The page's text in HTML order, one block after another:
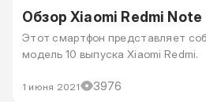
Обзор Xiaomi Redmi Note
Этот смартфон представляет
модель 10 выпуска Xiaomi Redmi.
1 июня 2021 3976